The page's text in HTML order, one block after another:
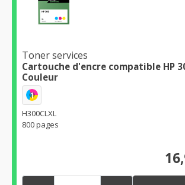
Toner services
Cartouche d'encre compatible HP
Couleur
1
H300CLXL
800 pages